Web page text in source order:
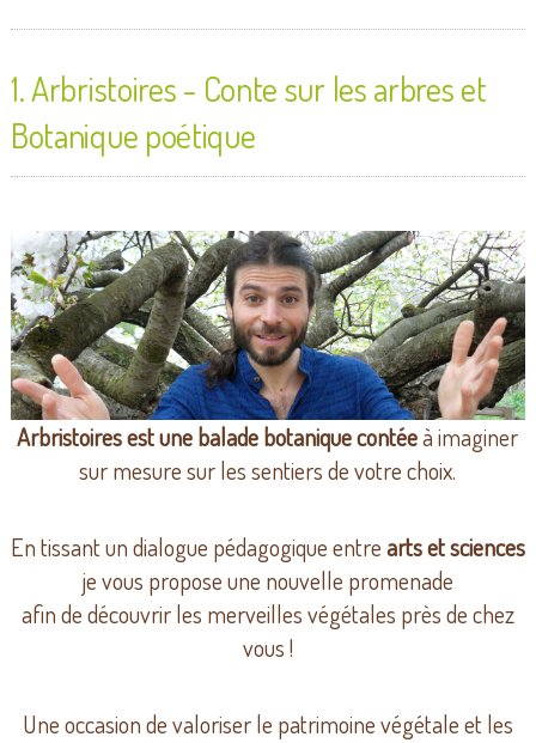
1. Arbristoires - Conte sur les arbres et
Botanique poétique
Arbristoires est une balade botanique contéeà imaginer
sur mesure sur les sentiers de votre choix.
En tissant un dialogue pédagogique entrearts et sciences
je vous propose une nouvelle promenade
afin de découvrir les merveilles végétales près de chez
vous !
Une occasion de valoriser le patrimoine végétale et les